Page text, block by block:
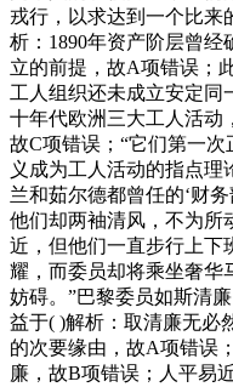
戎行，以求达到一个比来
析：1890年资产阶层曾
立的前提，故A项错误；
工人组织还未成立安定同
十年代欧洲三大工人活动
故C项错误；“它们第一
义成为工人活动的指点理
兰和茹尔德都曾任的‘财
他们却两袖清风，不为所
近，但他们一直步行上下
耀，而委员却将乘坐奢华
妨碍。”巴黎委员如斯清
益于( )解析：取清廉无必
的次要缘由，故A项错误
廉，故B项错误；人平易